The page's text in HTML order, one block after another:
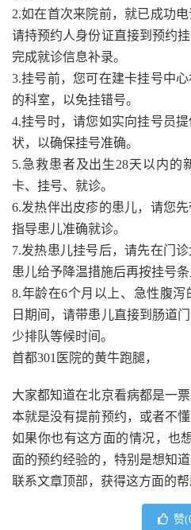
2.如在首次来院前，就已成功
请持预约人身份证直接到预约
完成就诊信息补录。
3.挂号前，您可在建卡挂号中
的科室，以免挂错号。
4.挂号时，请您如实向挂号员
状，以确保挂号准确。
5.急救患者及出生28天以内的
卡、挂号、就诊。
6.发热伴出皮疹的患儿，请您
指导患儿准确就诊。
7.发热患儿挂号后，请先在门
患儿给予降温措施后再按挂号
8.年龄在6个月以上、急性腹
日期间，请带患儿直接到肠道
少排队等候时间。
首都301医院的黄牛跑腿，
大家都知道在北京看病都是一
本就是没有提前预约，或者不
如果你也有这方面的情况，也
面的预约经验的，特别是想知
联系文章顶部，获得这方面的帮
赞(